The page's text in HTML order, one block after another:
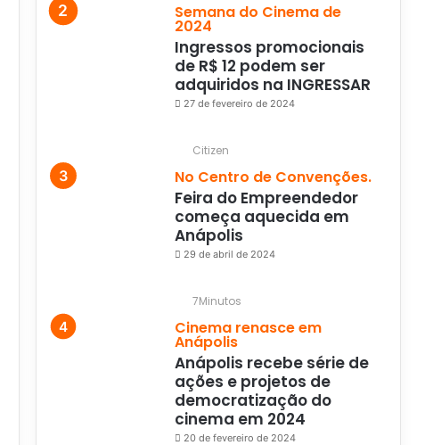
Semana do Cinema de
2024
Ingressos promocionais
de R$ 12 podem ser
adquiridos na INGRESSAR
27 de fevereiro de 2024
Citizen
No Centro de Convenções.
Feira do Empreendedor
começa aquecida em
Anápolis
29 de abril de 2024
7Minutos
Cinema renasce em
Anápolis
Anápolis recebe série de
ações e projetos de
democratização do
cinema em 2024
20 de fevereiro de 2024